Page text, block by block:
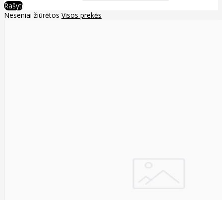
Rašyti
Neseniai žiūrėtos Visos prekės